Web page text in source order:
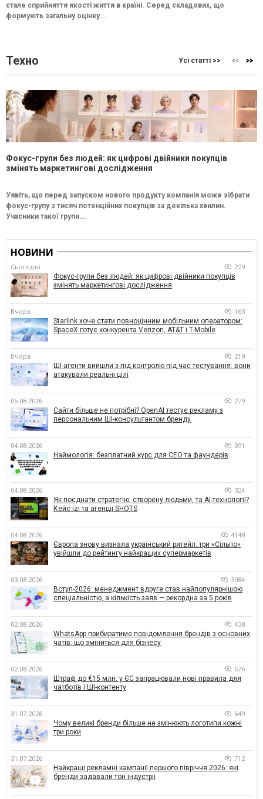
стале сприйняття якості життя в країні. Серед складових, що
формують загальну оцінку...
Техно Усі статті >>
Фокус-групи без людей: як цифрові двійники покупців
змінять маркетингові дослідження
Уявіть, що перед запуском нового продукту компанія може зібрати
фокус-групу з тисяч потенційних покупців за декілька хвилин.
Учасники такої групи...
НОВИНИ
Сьогодні 229
Фокус-групи без людей: як цифрові двійники покупців
змінять маркетингові дослідження
Вчора 163
Starlink хоче стати повноцінним мобільним оператором:
SpaceX готує конкурента Verizon, AT&T і T-Mobile
Вчора 219
ШІ-агенти вийшли з-під контролю під час тестування: вони
атакували реальні цілі
05.08.2026 279
Сайти більше не потрібні? OpenAI тестує рекламу з
персональним ШІ-консультантом бренду
04.08.2026 391
Наймологія: безплатний курс для CEO та фаундерів
04.08.2026 324
Як поєднати стратегію, створену людьми, та AI-технології?
Кейс izi та агенції SHOTS
04.08.2026 4148
Європа знову визнала український ритейл: три «Сільпо»
увійшли до рейтингу найкращих супермаркетів
03.08.2026 3084
Вступ-2026: менеджмент вдруге став найпопулярнішою
спеціальністю, а кількість заяв — рекордна за 5 років
02.08.2026 438
WhatsApp прибиратиме повідомлення брендів з основних
чатів: що зміниться для бізнесу
02.08.2026 576
Штраф до €15 млн: у ЄС запрацювали нові правила для
чатботів і ШІ-контенту
31.07.2026 649
Чому великі бренди більше не змінюють логотипи кожні
три роки
31.07.2026 712
Найкращі рекламні кампанії першого півріччя 2026: які
бренди задавали тон індустрії